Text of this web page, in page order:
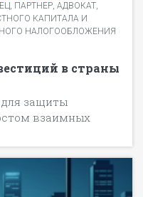
ПАРТНЕР, АДВОКАТ,
КАПИТАЛА И
НАЛОГООБЛОЖЕНИЯ
в страны
защиты
взаимных